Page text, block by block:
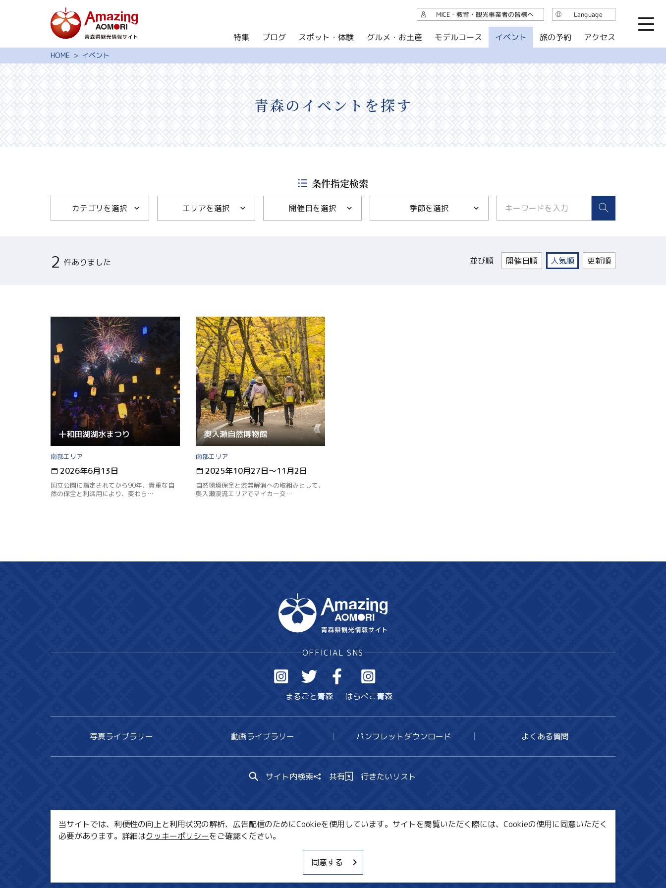
特集
ブログ
スポット・体験
グルメ・お土産
モデルコース
イベント
旅の予約
アクセス
観光ガイド
このサイトについて
写真ライブラリー
動画ライブラリー
パンフレットダウンロード
MICE・教育・観光事業者の皆様へ
HOME イベント
青森のイベントを探す
条件指定検索
カテゴリを選択 エリアを選択 開催日を選択 季節を選択
2 件ありました 並び順 開催日順 人気順 更新順
十和田湖湖水まつり
南部
2026年6月13日
国立公園に指定されてから90年、貴重な自
然の保全と利活用により、変わら…
奥入瀬自然博物館
南部
2025年10月27日～11月2日
自然環境保全と渋滞解消への取組みとして、
奥入瀬渓流エリアでマイカー交…
OFFICIAL SNS
まるごと青森 はらぺこ青森
写真ライブラリー 動画ライブラリー パンフレットダウンロード よくある質問
サイト内検索 共有 行きたいリスト
MICE・教育・観光事業者の皆様へ サイトポリシー
Twitter
Facebook
Line
Copy URL
特集 ブログ スポット・体験 グルメ・お土産 モデルコース イベント 旅の予約 アクセス
MICE・教育・観光事業者の皆様へ Language
English
简体中文
한국어
当サイトでは、利便性の向上と利用状況の解析、広告配信のためにCookieを使用しています。サイトを閲覧いただく際には、Cookieの使用に同意いただく
必要があります。詳細はクッキーポリシーをご確認ください。
同意する